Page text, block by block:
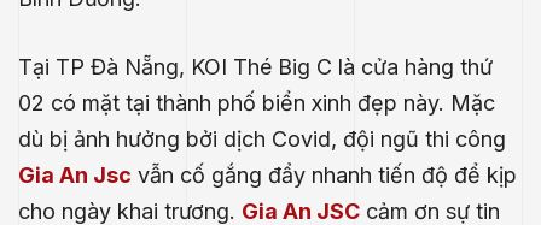
Tại TP Đà Nẵng, KOI Thé Big C là cửa hàng thứ
02 có mặt tại thành phố biển xinh đẹp này. Mặc
dù bị ảnh hưởng bởi dịch Covid, đội ngũ thi công
Gia An Jsc vẫn cố gắng đẩy nhanh tiến độ để kịp
cho ngày khai trương. Gia An JSC cảm ơn sự tin